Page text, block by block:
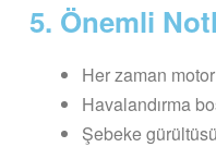
5. Önemli
Her zaman
Havalandırma
Şebeke